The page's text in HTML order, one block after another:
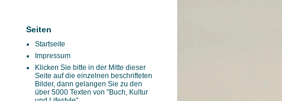
Seiten
Startseite
Impressum
Klicken Sie bitte in der Mitte dieser
Seite auf die einzelnen beschrifteten
Bilder, dann gelangen Sie zu den
über 5000 Texten von "Buch, Kultur